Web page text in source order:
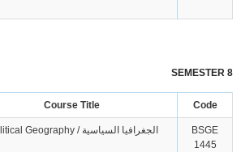
SEMESTER 8
Code
Course Title
BSGE
1445
الجغرافيا السياسية / Political Geography